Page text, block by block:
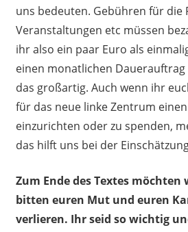
uns bedeuten. Gebühren für die
Veranstaltungen etc müssen
ihr also ein paar Euro als
einen monatlichen
das großartig. Auch wenn ihr
für das neue linke Zentrum
einzurichten oder zu spenden,
das hilft uns bei der
Zum Ende des Textes möchten
bitten euren Mut und euren
verlieren. Ihr seid so wichtig